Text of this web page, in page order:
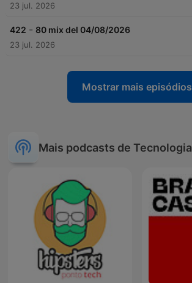
23 jul. 2026
422 - 80 mix del 04/08/2026
23 jul. 2026
Mostrar mais episódios
Mais podcasts de Tecnologia